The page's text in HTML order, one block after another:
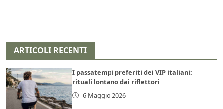
ARTICOLI RECENTI
I passatempi preferiti dei VIP italiani:
rituali lontano dai riflettori
6 Maggio 2026